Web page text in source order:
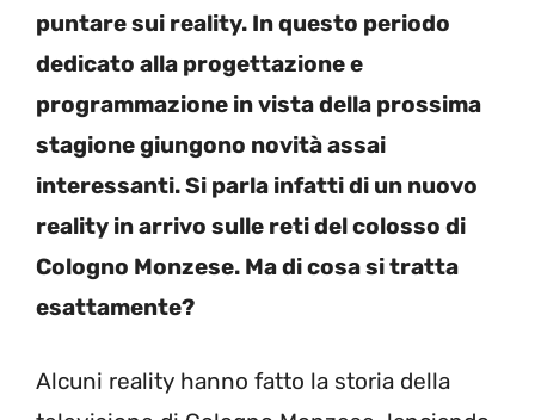
puntare sui reality. In questo periodo
dedicato alla progettazione e
programmazione in vista della prossima
stagione giungono novità assai
interessanti. Si parla infatti di un nuovo
reality in arrivo sulle reti del colosso di
Cologno Monzese. Ma di cosa si tratta
esattamente?
Alcuni reality hanno fatto la storia della